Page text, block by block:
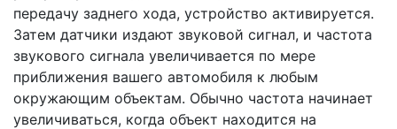
передачу заднего хода, устройство активируется.
Затем датчики издают звуковой сигнал, и частота
звукового сигнала увеличивается по мере
приближения вашего автомобиля к любым
окружающим объектам. Обычно частота начинает
увеличиваться, когда объект находится на